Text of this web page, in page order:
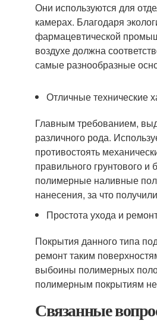
Они используются для
камерах. Благодаря
фармацевтической
воздухе должна
самые разнообразные
Отличные технические
Главным требованием,
различного рода.
противостоять
правильного грунтового
полимерные наливные
нанесения, за что
Простота ухода и
Покрытия данного типа
ремонт таким
выбоины полимерных
полимерным покрытиям не
Связанные